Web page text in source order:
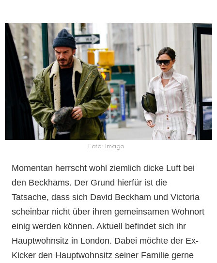
Foto: Imago
Momentan herrscht wohl ziemlich dicke Luft bei
den Beckhams. Der Grund hierfür ist die
Tatsache, dass sich David Beckham und Victoria
scheinbar nicht über ihren gemeinsamen Wohnort
einig werden können. Aktuell befindet sich ihr
Hauptwohnsitz in London. Dabei möchte der Ex-
Kicker den Hauptwohnsitz seiner Familie gerne